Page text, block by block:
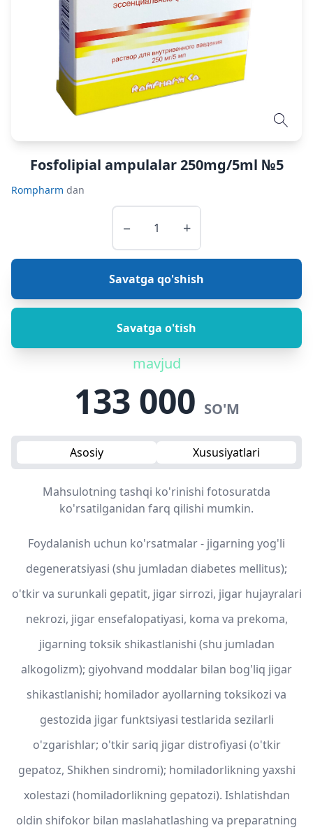
Fosfolipial ampulalar 250mg/5ml №5
Rompharm dan
− +
Savatga qo'shish
Savatga o'tish
mavjud
133 000 SO'M
Asosiy Xususiyatlari
Mahsulotning tashqi ko'rinishi fotosuratda
ko'rsatilganidan farq qilishi mumkin.
Foydalanish uchun ko'rsatmalar - jigarning yog'li
degeneratsiyasi (shu jumladan diabetes mellitus);
o'tkir va surunkali gepatit, jigar sirrozi, jigar hujayralari
nekrozi, jigar ensefalopatiyasi, koma va prekoma,
jigarning toksik shikastlanishi (shu jumladan
alkogolizm); giyohvand moddalar bilan bog'liq jigar
shikastlanishi; homilador ayollarning toksikozi va
gestozida jigar funktsiyasi testlarida sezilarli
o'zgarishlar; o'tkir sariq jigar distrofiyasi (o'tkir
gepatoz, Shikhen sindromi); homiladorlikning yaxshi
xolestazi (homiladorlikning gepatozi). Ishlatishdan
oldin shifokor bilan maslahatlashing va preparatning